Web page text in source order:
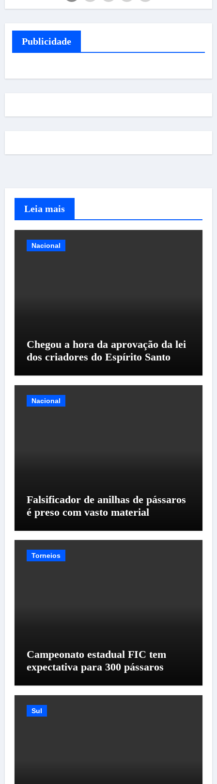
Publicidade
Leia mais
Nacional
Chegou a hora da aprovação da lei
dos criadores do Espírito Santo
Nacional
Falsificador de anilhas de pássaros
é preso com vasto material
Torneios
Campeonato estadual FIC tem
expectativa para 300 pássaros
Sul